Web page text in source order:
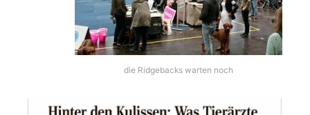
die Ridgebacks warten noch